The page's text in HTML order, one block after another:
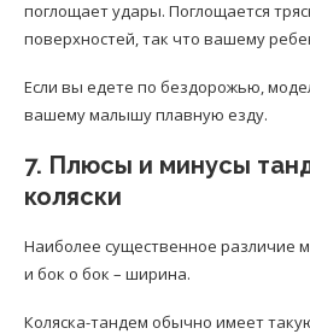
поглощает удары. Поглощается
поверхностей, так что вашему
Если вы едете по бездорожью,
вашему малышу плавную езду.
7. Плюсы и минусы
коляски
Наиболее существенное различие
и бок о бок – ширина.
Коляска-тандем обычно имеет